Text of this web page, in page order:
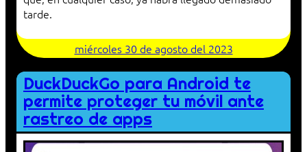
tarde.
miércoles 30 de agosto del 2023
DuckDuckGo para Android te
permite proteger tu móvil ante
rastreo de apps